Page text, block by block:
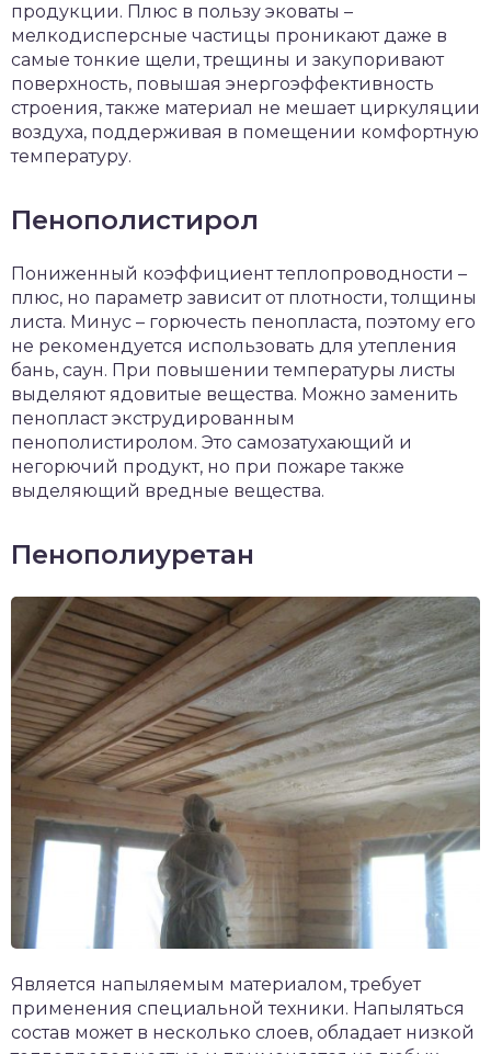
продукции. Плюс в пользу эковаты –
мелкодисперсные частицы проникают даже в
самые тонкие щели, трещины и закупоривают
поверхность, повышая энергоэффективность
строения, также материал не мешает циркуляции
воздуха, поддерживая в помещении комфортную
температуру.
Пенополистирол
Пониженный коэффициент теплопроводности –
плюс, но параметр зависит от плотности, толщины
листа. Минус – горючесть пенопласта, поэтому его
не рекомендуется использовать для утепления
бань, саун. При повышении температуры листы
выделяют ядовитые вещества. Можно заменить
пенопласт экструдированным
пенополистиролом. Это самозатухающий и
негорючий продукт, но при пожаре также
выделяющий вредные вещества.
Пенополиуретан
Является напыляемым материалом, требует
применения специальной техники. Напыляться
состав может в несколько слоев, обладает низкой